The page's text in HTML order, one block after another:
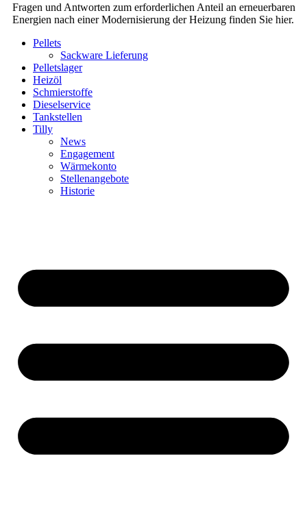
Fragen und Antworten zum erforderlichen Anteil an erneuerbaren
Energien nach einer Modernisierung der Heizung finden Sie hier.
Pellets
Sackware Lieferung
Pelletslager
Heizöl
Schmierstoffe
Dieselservice
Tankstellen
Tilly
News
Engagement
Wärmekonto
Stellenangebote
Historie